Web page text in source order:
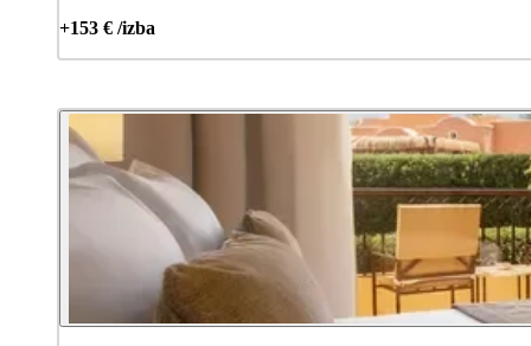
+153 € /izba